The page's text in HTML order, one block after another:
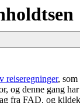
reiseregninger,
denne gang
fra FAD, og